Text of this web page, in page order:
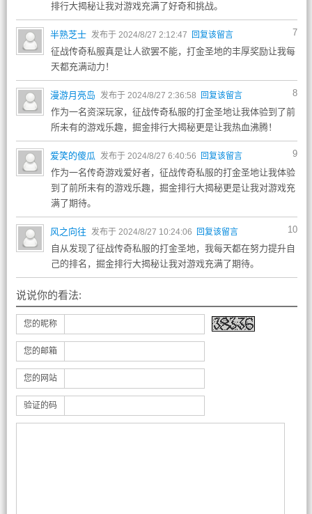
排行大揭秘让我对游戏充满了好奇和挑战。
7
半熟芝士 发布于 2024/8/27 2:12:47 回复该留言
征战传奇私服真是让人欲罢不能，打金圣地的丰厚奖励让我每
天都充满动力！
8
漫游月亮岛 发布于 2024/8/27 2:36:58 回复该留言
作为一名资深玩家，征战传奇私服的打金圣地让我体验到了前
所未有的游戏乐趣，掘金排行大揭秘更是让我热血沸腾！
9
爱笑的傻瓜 发布于 2024/8/27 6:40:56 回复该留言
作为一名传奇游戏爱好者，征战传奇私服的打金圣地让我体验
到了前所未有的游戏乐趣，掘金排行大揭秘更是让我对游戏充
满了期待。
10
风之向往 发布于 2024/8/27 10:24:06 回复该留言
自从发现了征战传奇私服的打金圣地，我每天都在努力提升自
己的排名，掘金排行大揭秘让我对游戏充满了期待。
说说你的看法:
您的昵称
您的邮箱
您的网站
验证的码